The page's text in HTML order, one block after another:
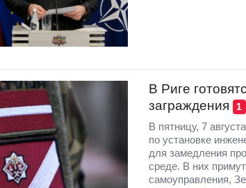
В Риге
заграждения
1
В пятницу, 7
по установке
для замедления
среде. В них
самоуправления,